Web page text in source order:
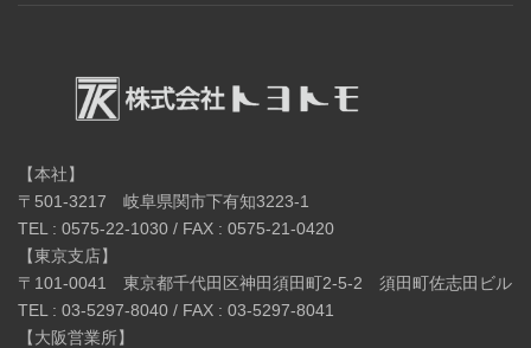
【本社】
〒501-3217 岐阜県関市下有知3223-1
TEL : 0575-22-1030 / FAX : 0575-21-0420
【東京支店】
〒101-0041 東京都千代田区神田須田町2-5-2 須田町佐志田ビル
TEL : 03-5297-8040 / FAX : 03-5297-8041
【大阪営業所】